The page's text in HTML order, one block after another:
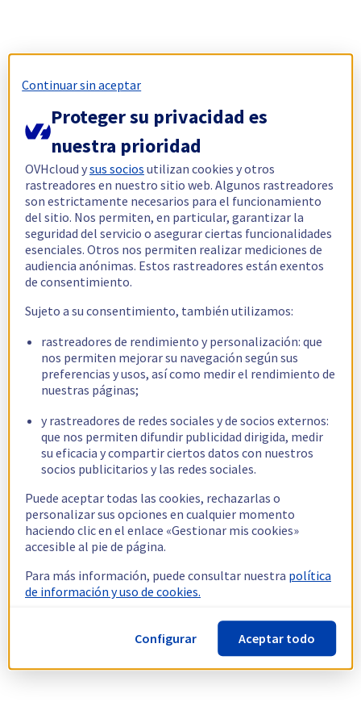
Continuar sin aceptar
Proteger su privacidad es
nuestra prioridad
OVHcloud ysus socios utilizan cookies y otros
rastreadores en nuestro sitio web. Algunos rastreadores
son estrictamente necesarios para el funcionamiento
del sitio. Nos permiten, en particular, garantizar la
seguridad del servicio o asegurar ciertas funcionalidades
esenciales. Otros nos permiten realizar mediciones de
audiencia anónimas. Estos rastreadores están exentos
de consentimiento.
Sujeto a su consentimiento, también utilizamos:
rastreadores de rendimiento y personalización: que
nos permiten mejorar su navegación según sus
preferencias y usos, así como medir el rendimiento de
nuestras páginas;
y rastreadores de redes sociales y de socios externos:
que nos permiten difundir publicidad dirigida, medir
su eficacia y compartir ciertos datos con nuestros
socios publicitarios y las redes sociales.
Puede aceptar todas las cookies, rechazarlas o
personalizar sus opciones en cualquier momento
haciendo clic en el enlace «Gestionar mis cookies»
accesible al pie de página.
Para más información, puede consultar nuestra política
de información y uso de cookies.
Configurar Aceptar todo